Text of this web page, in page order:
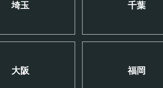
埼玉 千葉
大阪 福岡